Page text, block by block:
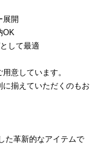
展開
OK
して最適
意しています。
揃えていただくのもお
た革新的なアイテムで